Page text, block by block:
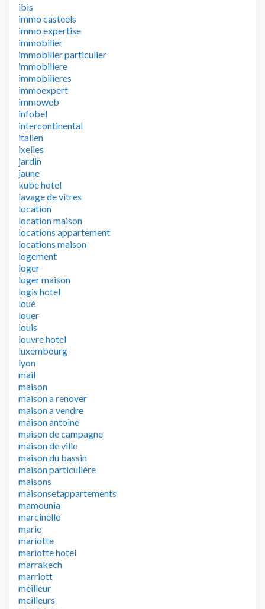
ibis
immo casteels
immo expertise
immobilier
immobilier particulier
immobiliere
immobilieres
immoexpert
immoweb
infobel
intercontinental
italien
ixelles
jardin
jaune
kube hotel
lavage de vitres
location
location maison
locations appartement
locations maison
logement
loger
loger maison
logis hotel
loué
louer
louis
louvre hotel
luxembourg
lyon
mail
maison
maison a renover
maison a vendre
maison antoine
maison de campagne
maison de ville
maison du bassin
maison particulière
maisons
maisonsetappartements
mamounia
marcinelle
marie
mariotte
mariotte hotel
marrakech
marriott
meilleur
meilleurs